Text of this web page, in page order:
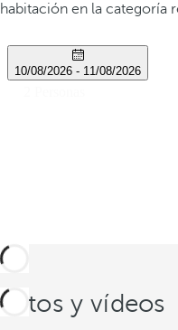
habitación en la categoría
Fotos y vídeos